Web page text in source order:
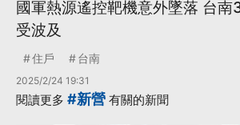
國軍熱源遙控靶機意外墜落 台南
受波及
住戶 台南
2025/2/24 19:31
閱讀更多 #新營 有關的新聞